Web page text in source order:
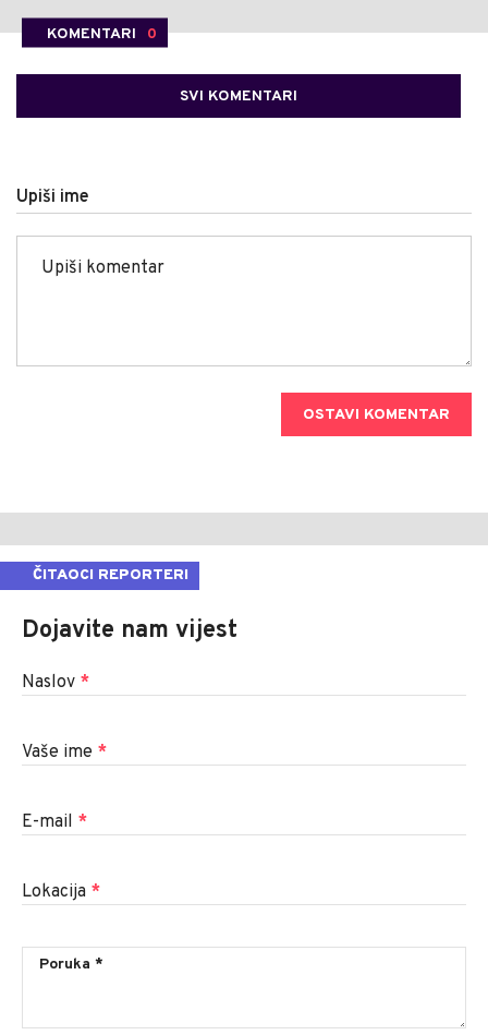
KOMENTARI 0
SVI KOMENTARI
Upiši ime
OSTAVI KOMENTAR
ČITAOCI REPORTERI
Dojavite nam vijest
Naslov *
Vaše ime *
E-mail *
Lokacija *